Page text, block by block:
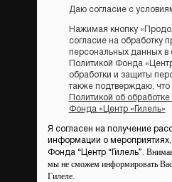
Даю согласие с
Нажимая кнопку
согласие на обработку
персональных данных в
Политикой Фонда
обработки и защиты
также подтверждаю, что
Политикой об
Фонда «Центр «Гилель»
Я согласен на получение
информации о мероприятиях,
Фонда “Центр “Гилель”.
мы не сможем информировать
Гилеле.